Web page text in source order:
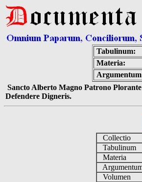
Tabulinum:
Materia:
Sancto Alberto Magno Patrono
Defendere Digneris.
Collectio
Tabulinum
Materia
Volumen